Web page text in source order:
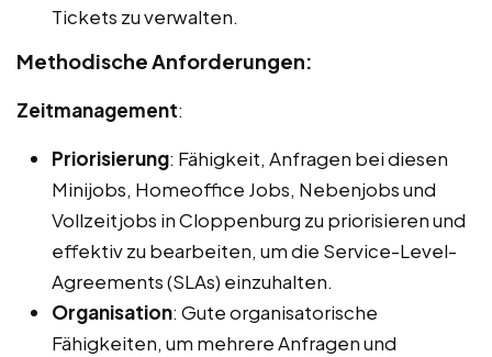
Tickets zu verwalten.
Methodische Anforderungen:
Zeitmanagement:
Priorisierung: Fähigkeit, Anfragen bei diesen
Minijobs, Homeoffice Jobs, Nebenjobs und
Vollzeitjobs in Cloppenburg zu priorisieren und
effektiv zu bearbeiten, um die Service-Level-
Agreements (SLAs) einzuhalten.
Organisation: Gute organisatorische
Fähigkeiten, um mehrere Anfragen und